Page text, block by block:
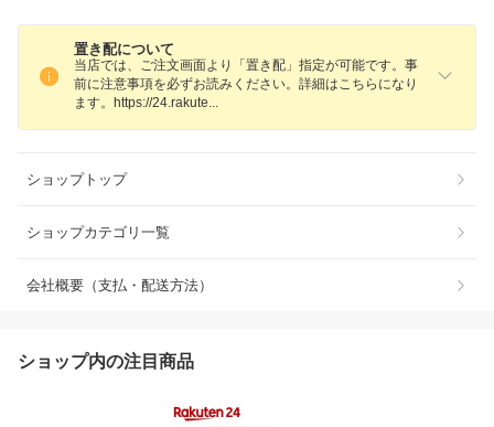
置き配について
当店では、ご注文画面より「置き配」指定が可能です。事
前に注意事項を必ずお読みください。詳細はこちらになり
ます。https://24.rakute
ショップトップ
ショップカテゴリ一覧
会社概要（支払・配送方法）
ショップ内の注目商品